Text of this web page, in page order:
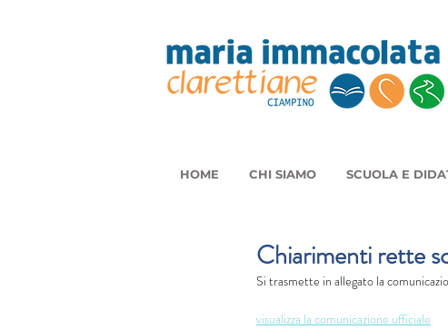
HOME CHI SIAMO SCUOLA E
Chiarimenti rette
Si trasmette in allegato la
visualizza la comunicazione ufficiale